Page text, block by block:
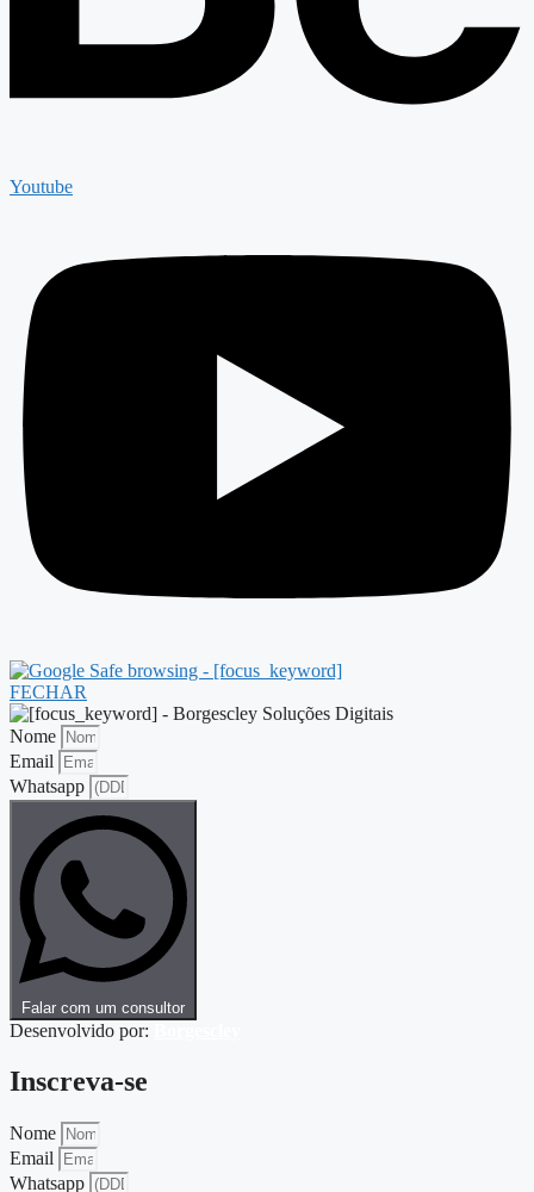
Youtube
FECHAR
Nome
Email
Whatsapp
Falar com um consultor
Desenvolvido por:
Inscreva-se
Nome
Email
Whatsapp